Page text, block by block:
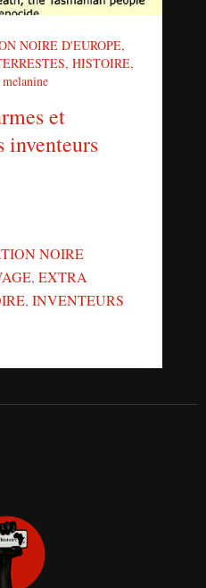
NOIRE D'EUROPE,
, HISTOIRE,
melanine
et
inventeurs
NOIRE
, EXTRA
, INVENTEURS